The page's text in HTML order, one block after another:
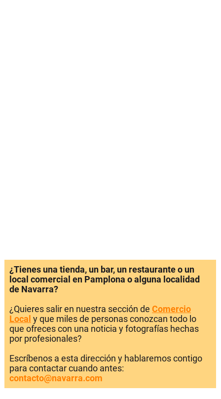
¿Tienes una tienda, un bar, un restaurante o un
local comercial en Pamplona o alguna localidad
de Navarra?
¿Quieres salir en nuestra sección de Comercio
Local y que miles de personas conozcan todo lo
que ofreces con una noticia y fotografías hechas
por profesionales?
Escríbenos a esta dirección y hablaremos contigo
para contactar cuando antes:
contacto@navarra.com